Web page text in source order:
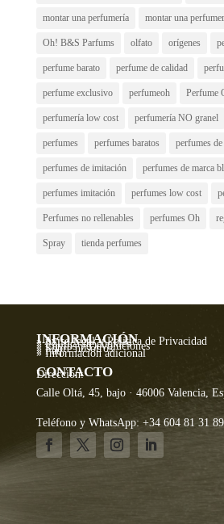
montar una perfumería montar una
Oh! B&S Parfums olfato orígenes
perfume barato perfume de calidad
perfume exclusivo perfumeoh Perfume
perfumería low cost perfumería NO granel
perfumes perfumes baratos perfumes
perfumes de imitación perfumes de marca
perfumes imitación perfumes low cost
Perfumes no rellenables perfumes Oh
Spray tienda perfumes
INFORMACIÓN
» Aviso legal y Política de Privacidad
» Política de cookies
» Envíos y Devoluciones
» Sobre nosotros
» Faq
» Información adicional
CONTACTO
Dirección:
Calle Oltá, 45, bajo · 46006 Valencia,
Teléfono y WhatsApp: +34 604 81 31 89